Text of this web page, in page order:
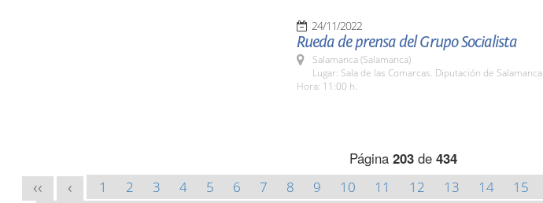
24/11/2022
Rueda de prensa del Grupo Socialista
Salamanca (Salamanca)
Lugar: Sala de las Comarcas. Diputación de Salamanca
Hora: 11:00 h.
Página 203de 434
<< < 1 2 3 4 5 6 7 8 9 10 11 12 13 14 15